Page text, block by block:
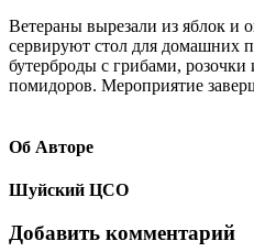
Ветераны вырезали из яблок и
сервируют стол для домашних
бутерброды с грибами, розочки
помидоров. Мероприятие
Об Авторе
Шуйский ЦСО
Добавить комментарий